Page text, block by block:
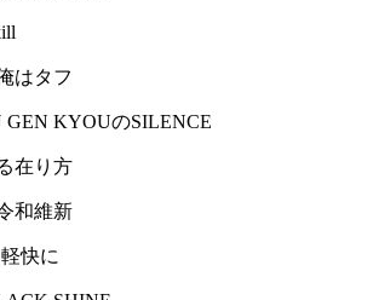
はタフ
GEN KYOUのSILENCE
在り方
和維新
快に